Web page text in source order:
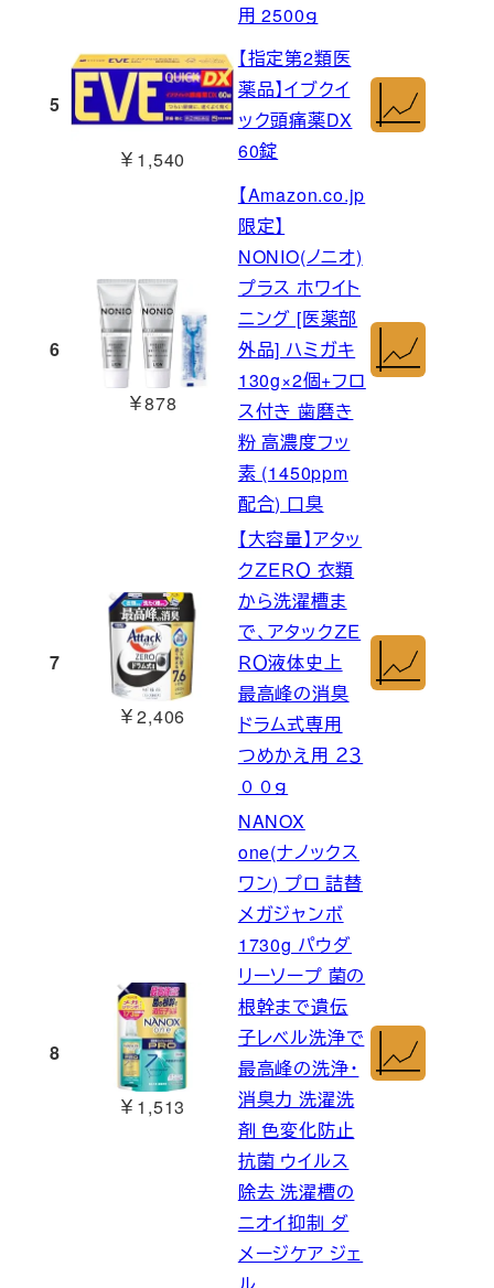
用 2500ｇ
5
￥1,540
【指定第2類医
薬品】イブクイ
ック頭痛薬DX
60錠
6
￥878
【Amazon.co.jp
限定】
NONIO(ノニオ)
プラス ホワイト
ニング [医薬部
外品] ハミガキ
130g×2個+フロ
ス付き 歯磨き
粉 高濃度フッ
素 (1450ppm
配合) 口臭
7
￥2,406
【大容量】アタッ
クＺＥＲＯ 衣類
から洗濯槽ま
で、アタックＺＥ
ＲＯ液体史上
最高峰の消臭
ドラム式専用
つめかえ用 ２３
００ｇ
8
￥1,513
NANOX
one(ナノックス
ワン) プロ 詰替
メガジャンボ
1730g パウダ
リーソープ 菌の
根幹まで遺伝
子レベル洗浄で
最高峰の洗浄・
消臭力 洗濯洗
剤 色変化防止
抗菌 ウイルス
除去 洗濯槽の
ニオイ抑制 ダ
メージケア ジェ